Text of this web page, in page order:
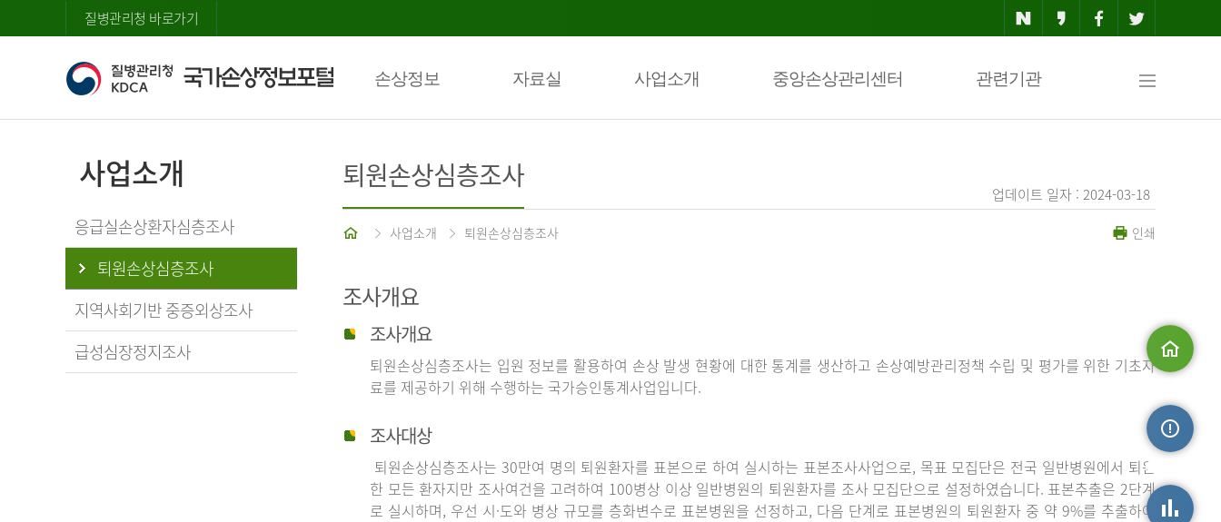
질병관리청 바로가기
손상정보 자료실 사업소개 중앙손상관리센터 관련기관
맵
사업소개
응급실손상환자심층조사
퇴원손상심층조사
지역사회기반 중증외상조사
급성심장정지조사
업데이트 일자 : 2024-03-18
퇴원손상심층조사
홈 사업소개 퇴원손상심층조사 인쇄
조사개요
조사개요
퇴원손상심층조사는 입원 정보를 활용하여 손상 발생 현황에 대한 통계를 생산하고 손상예방관리정책 수립 및 평가를 위한 기초자
료를 제공하기 위해 수행하는 국가승인통계사업입니다.
조사대상
퇴원손상심층조사는 30만여 명의 퇴원환자를 표본으로 하여 실시하는 표본조사사업으로, 목표 모집단은 전국 일반병원에서 퇴원
한 모든 환자지만 조사여건을 고려하여 100병상 이상 일반병원의 퇴원환자를 조사 모집단으로 설정하였습니다. 표본추출은 2단계
로 실시하며, 우선 시·도와 병상 규모를 층화변수로 표본병원을 선정하고, 다음 단계로 표본병원의 퇴원환자 중 약 9%를 추출하여
손상정보